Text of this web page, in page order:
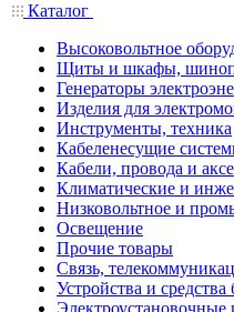
Каталог
Высоковольтное
Щиты и шкафы,
Генераторы
Изделия для
Инструменты, техника
Кабеленесущие
Кабели, провода и
Климатические и
Низковольтное и
Освещение
Прочие товары
Связь,
Устройства и средства
Электроустановочные